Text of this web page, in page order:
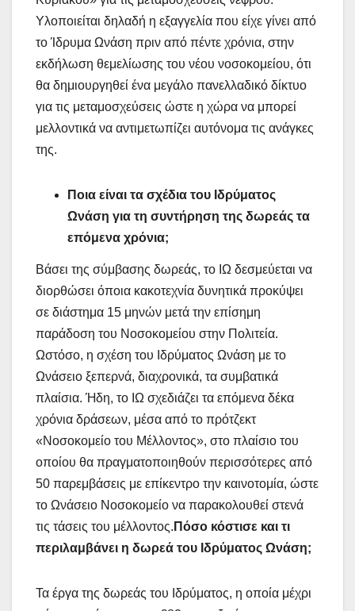
Υλοποιείται δηλαδή η εξαγγελία που είχε γίνει από
το Ίδρυμα Ωνάση πριν από πέντε χρόνια, στην
εκδήλωση θεμελίωσης του νέου νοσοκομείου, ότι
θα δημιουργηθεί ένα μεγάλο πανελλαδικό δίκτυο
για τις μεταμοσχεύσεις ώστε η χώρα να μπορεί
μελλοντικά να αντιμετωπίζει αυτόνομα τις ανάγκες
της.
Ποια είναι τα σχέδια του Ιδρύματος
Ωνάση για τη συντήρηση της δωρεάς τα
επόμενα χρόνια;
Βάσει της σύμβασης δωρεάς, το ΙΩ δεσμεύεται να
διορθώσει όποια κακοτεχνία δυνητικά προκύψει
σε διάστημα 15 μηνών μετά την επίσημη
παράδοση του Νοσοκομείου στην Πολιτεία.
Ωστόσο, η σχέση του Ιδρύματος Ωνάση με το
Ωνάσειο ξεπερνά, διαχρονικά, τα συμβατικά
πλαίσια. Ήδη, το ΙΩ σχεδιάζει τα επόμενα δέκα
χρόνια δράσεων, μέσα από το πρότζεκτ
«Νοσοκομείο του Μέλλοντος», στο πλαίσιο του
οποίου θα πραγματοποιηθούν περισσότερες από
50 παρεμβάσεις με επίκεντρο την καινοτομία, ώστε
το Ωνάσειο Νοσοκομείο να παρακολουθεί στενά
τις τάσεις του μέλλοντος. Πόσο κόστισε και τι
περιλαμβάνει η δωρεά του Ιδρύματος Ωνάση;
Τα έργα της δωρεάς του Ιδρύματος, η οποία μέχρι